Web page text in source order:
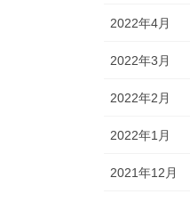
2022年4月
2022年3月
2022年2月
2022年1月
2021年12月